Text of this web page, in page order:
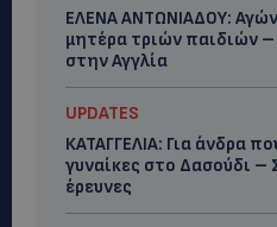
ΕΛΕΝΑ ΑΝΤΩΝΙΑΔΟΥ:
μητέρα τριών παιδιών
στην Αγγλία
UPDATES
ΚΑΤΑΓΓΕΛΙΑ: Για άνδρα
γυναίκες στο Δασούδι –
έρευνες